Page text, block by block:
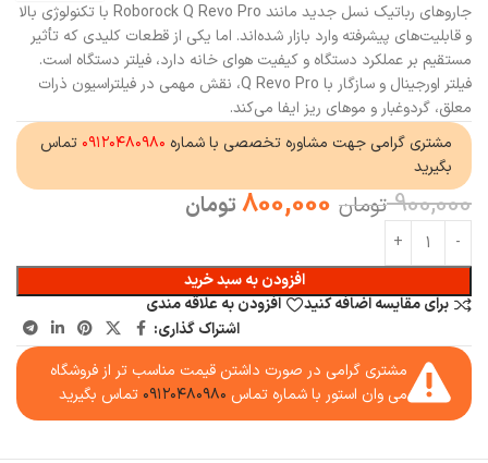
جاروهای رباتیک نسل جدید مانند Roborock Q Revo Pro با تکنولوژی بالا
و قابلیت‌های پیشرفته وارد بازار شده‌اند. اما یکی از قطعات کلیدی که تأثیر
مستقیم بر عملکرد دستگاه و کیفیت هوای خانه دارد، فیلتر دستگاه است.
فیلتر اورجینال و سازگار با Q Revo Pro، نقش مهمی در فیلتراسیون ذرات
معلق، گردوغبار و موهای ریز ایفا می‌کند.
مشتری گرامی جهت مشاوره تخصصی با شماره ۰۹۱۲۰۴۸۰۹۸۰ تماس
بگیرید
900,000 تومان 800,000 تومان
افزودن به سبد خرید
برای مقایسه اضافه کنید
افزودن به علاقه مندی
اشتراک گذاری:
مشتری گرامی در صورت داشتن قیمت مناسب تر از فروشگاه
می وان استور با شماره تماس ۰۹۱۲۰۴۸۰۹۸۰ تماس بگیرید